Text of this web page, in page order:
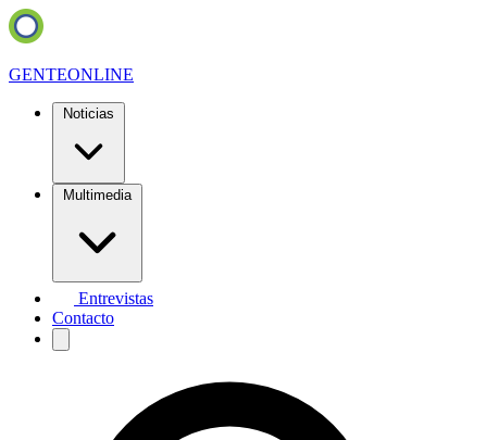
GENTEONLINE
Noticias
Multimedia
Entrevistas
Contacto